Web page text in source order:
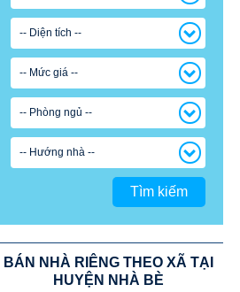
-- Diện tích --
-- Mức giá --
-- Phòng ngủ --
-- Hướng nhà --
Tìm kiếm
BÁN NHÀ RIÊNG THEO XÃ TẠI
HUYỆN NHÀ BÈ